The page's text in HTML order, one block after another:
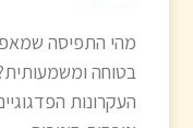
מהי התפיסה
בטוחה
העקרונות